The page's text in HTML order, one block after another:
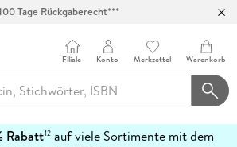
Tage Rückgaberecht***
Filiale Konto Merkzettel Warenkorb
Rabatt12auf viele Sortimente mit dem